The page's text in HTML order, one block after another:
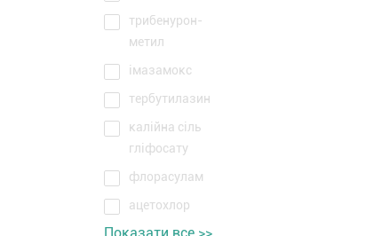
трибенурон-
метил
імазамокс
тербутилазин
калійна сіль
гліфосату
флорасулам
ацетохлор